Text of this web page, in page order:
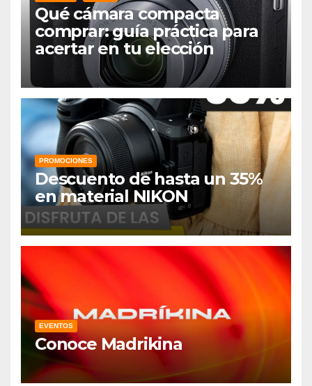
Qué cámara compacta
comprar: guía práctica para
acertar en tu elección
PROMOCIONES
Descuento de hasta un 35%
en material NIKON
EVENTOS
Conoce Madrikina